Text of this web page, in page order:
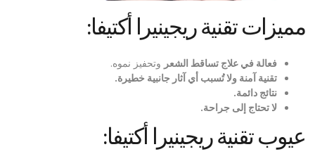
مميزات تقنية ريجينيرا أكتيفا:
فعالة في علاج تساقط الشعر وتحفيز نموه.
تقنية آمنة ولا تُسبب أي آثار جانبية خطيرة.
نتائج دائمة.
لا تحتاج إلى جراحة.
عيوب تقنية ريجينيرا أكتيفا: